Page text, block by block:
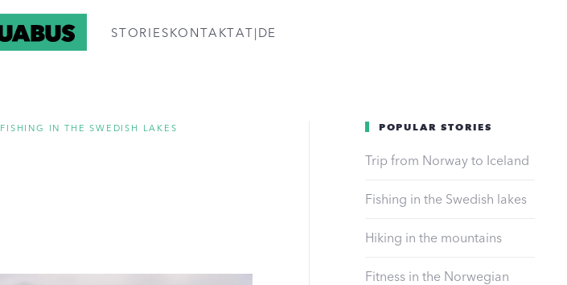
STORIESKONTAKTAT|DE
FISHING IN THE SWEDISH LAKES POPULAR STORIES
Trip from Norway to Iceland
Fishing in the Swedish lakes
Hiking in the mountains
Fitness in the Norwegian